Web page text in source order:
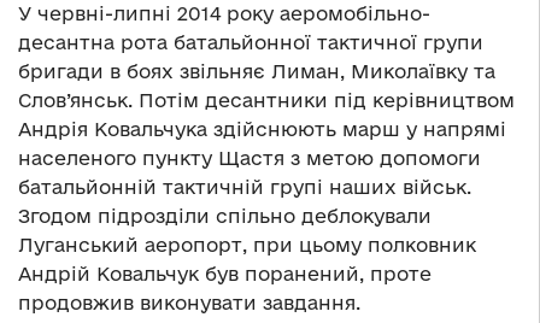
У червні-липні 2014 року аеромобільно-
десантна рота батальйонної тактичної групи
бригади в боях звільняє Лиман, Миколаївку та
Слов’янськ. Потім десантники під керівництвом
Андрія Ковальчука здійснюють марш у напрямі
населеного пункту Щастя з метою допомоги
батальйонній тактичній групі наших військ.
Згодом підрозділи спільно деблокували
Луганський аеропорт, при цьому полковник
Андрій Ковальчук був поранений, проте
продовжив виконувати завдання.